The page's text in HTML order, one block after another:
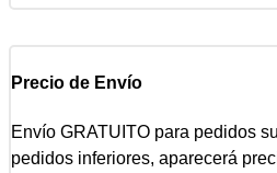
Precio de Envío
Envío GRATUITO para pedidos
pedidos inferiores, aparecerá